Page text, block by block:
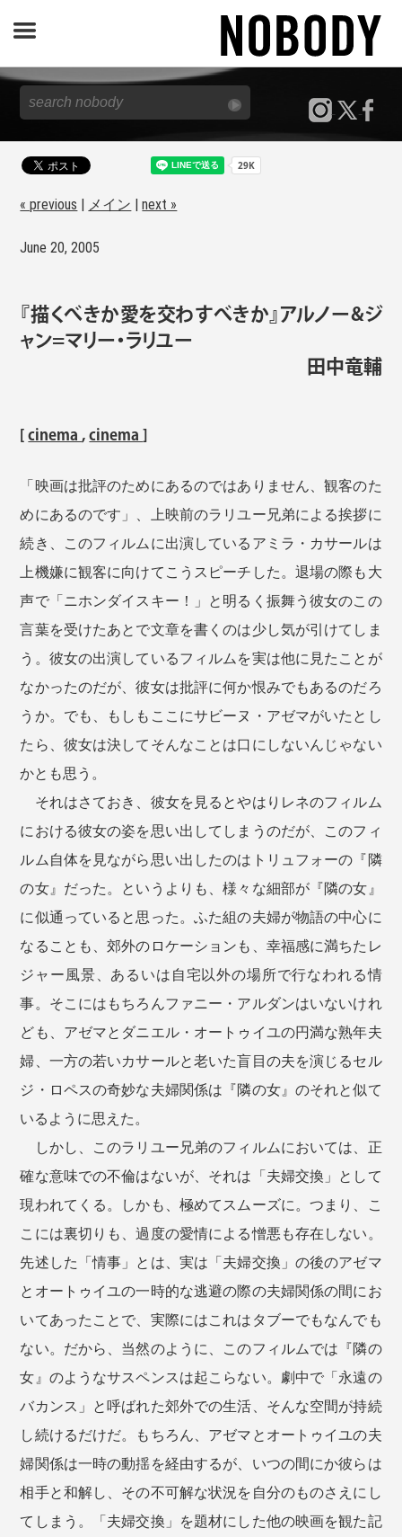
JOURNAL
SPECIAL
REPORT
NOBODY STORE
« previous メイン |next »
June 20, 2005
『描くべきか愛を交わすべきか』アルノー&ジ
ャン=マリー・ラリユー
田中竜輔
[cinema,cinema]
「映画は批評のためにあるのではありません、観客のた
めにあるのです」、上映前のラリユー兄弟による挨拶に
続き、このフィルムに出演しているアミラ・カサールは
上機嫌に観客に向けてこうスピーチした。退場の際も大
声で「ニホンダイスキー！」と明るく振舞う彼女のこの
言葉を受けたあとで文章を書くのは少し気が引けてしま
う。彼女の出演しているフィルムを実は他に見たことが
なかったのだが、彼女は批評に何か恨みでもあるのだろ
うか。でも、もしもここにサビーヌ・アゼマがいたとし
たら、彼女は決してそんなことは口にしないんじゃない
かとも思う。
それはさておき、彼女を見るとやはりレネのフィルム
における彼女の姿を思い出してしまうのだが、このフィ
ルム自体を見ながら思い出したのはトリュフォーの『隣
の女』だった。というよりも、様々な細部が『隣の女』
に似通っていると思った。ふた組の夫婦が物語の中心に
なることも、郊外のロケーションも、幸福感に満ちたレ
ジャー風景、あるいは自宅以外の場所で行なわれる情
事。そこにはもちろんファニー・アルダンはいないけれ
ども、アゼマとダニエル・オートゥイユの円満な熟年夫
婦、一方の若いカサールと老いた盲目の夫を演じるセル
ジ・ロペスの奇妙な夫婦関係は『隣の女』のそれと似て
いるように思えた。
しかし、このラリユー兄弟のフィルムにおいては、正
確な意味での不倫はないが、それは「夫婦交換」として
現われてくる。しかも、極めてスムーズに。つまり、こ
こには裏切りも、過度の愛情による憎悪も存在しない。
先述した「情事」とは、実は「夫婦交換」の後のアゼマ
とオートゥイユの一時的な逃避の際の夫婦関係の間にお
いてあったことで、実際にはこれはタブーでもなんでも
ない。だから、当然のように、このフィルムでは『隣の
女』のようなサスペンスは起こらない。劇中で「永遠の
バカンス」と呼ばれた郊外での生活、そんな空間が持続
し続けるだけだ。もちろん、アゼマとオートゥイユの夫
婦関係は一時の動揺を経由するが、いつの間にか彼らは
相手と和解し、その不可解な状況を自分のものさえにし
てしまう。「夫婦交換」を題材にした他の映画を観た記